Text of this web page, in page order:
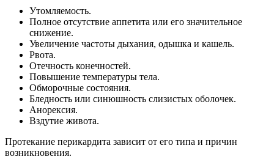
Утомляемость.
Полное отсутствие аппетита или его значительное
снижение.
Увеличение частоты дыхания, одышка и кашель.
Рвота.
Отечность конечностей.
Повышение температуры тела.
Обморочные состояния.
Бледность или синюшность слизистых оболочек.
Анорексия.
Вздутие живота.
Протекание перикардита зависит от его типа и причин
возникновения.